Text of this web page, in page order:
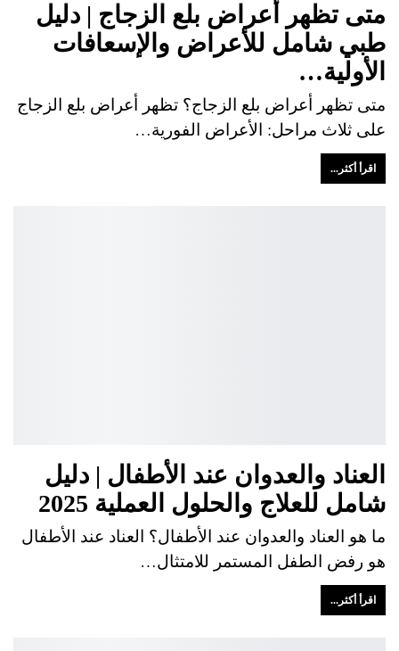
متى تظهر أعراض بلع الزجاج | دليل
طبي شامل للأعراض والإسعافات
الأولية…
متى تظهر أعراض بلع الزجاج؟ تظهر أعراض بلع الزجاج
على ثلاث مراحل: الأعراض الفورية…
اقرأ أكثر...
العناد والعدوان عند الأطفال | دليل
شامل للعلاج والحلول العملية 2025
ما هو العناد والعدوان عند الأطفال؟ العناد عند الأطفال
هو رفض الطفل المستمر للامتثال…
اقرأ أكثر...